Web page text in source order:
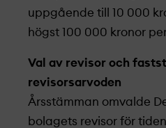
uppgående till 10 000
högst 100 000 kronor
Val av revisor och
revisorsarvoden
Årsstämman omvalde
bolagets revisor för